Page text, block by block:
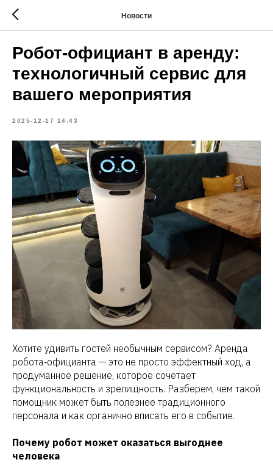
Новости
Робот‑официант в аренду:
технологичный сервис для
вашего мероприятия
2025-12-17 14:43
Хотите удивить гостей необычным сервисом? Аренда
робота‑официанта — это не просто эффектный ход, а
продуманное решение, которое сочетает
функциональность и зрелищность. Разберем, чем такой
помощник может быть полезнее традиционного
персонала и как органично вписать его в событие.
Почему робот может оказаться выгоднее
человека